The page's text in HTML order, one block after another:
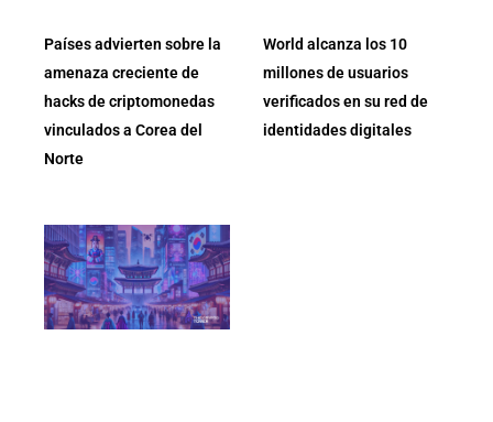
Países advierten sobre la
amenaza creciente de
hacks de criptomonedas
vinculados a Corea del
Norte
World alcanza los 10
millones de usuarios
verificados en su red de
identidades digitales